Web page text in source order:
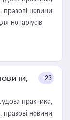
правові новини
нотаріусів
+23
практика,
правові новини